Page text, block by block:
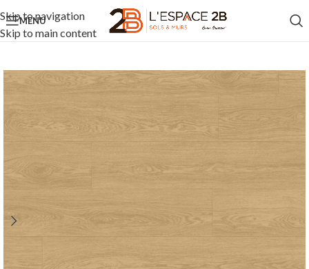
Skip to navigation
Skip to main content
MENU